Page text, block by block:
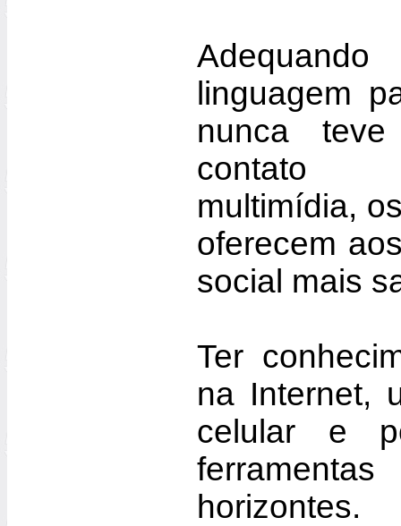
linguagem
nunca
contato
multimídia,
oferecem
social mais
Ter
na Internet,
celular e
horizontes.